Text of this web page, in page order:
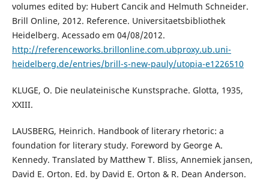
volumes edited by: Hubert Cancik and Helmuth Schneider.
Brill Online, 2012. Reference. Universitaetsbibliothek
Heidelberg. Acessado em 04/08/2012.
http://referenceworks.brillonline.com.ubproxy.ub.uni-
heidelberg.de/entries/brill-s-new-pauly/utopia-e1226510
KLUGE, O. Die neulateinische Kunstsprache. Glotta, 1935,
XXIII.
LAUSBERG, Heinrich. Handbook of literary rhetoric: a
foundation for literary study. Foreword by George A.
Kennedy. Translated by Matthew T. Bliss, Annemiek jansen,
David E. Orton. Ed. by David E. Orton & R. Dean Anderson.